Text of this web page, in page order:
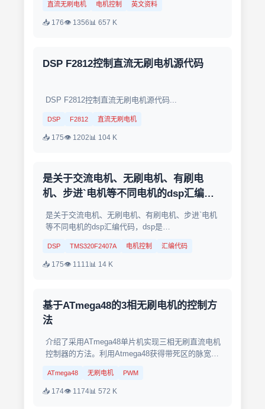
直流无刷电机 电机控制 英文资料
📥 176👁 1356📊 657 K
DSP F2812控制直流无刷电机源代码
DSP F2812控制直流无刷电机源代码...
DSP F2812 直流无刷电机
📥 175👁 1202📊 104 K
是关于交流电机、无刷电机、有刷电
机、步进`电机等不同电机的dsp汇编代
是关于交流电机、无刷电机、有刷电机、步进`电机
等不同电机的dsp汇编代码，dsp是
DSP TMS320F2407A 电机控制 汇编代码
📥 175👁 1111📊 14 K
基于ATmega48的3相无刷电机的控制方
法
介绍了采用ATmega48单片机实现三相无刷直流电机
控制器的方法。利用Atmega48获得带死区的脉宽调
号的产生和电机转速的控制等功能。采用该方法的优
点是...
ATmega48 无刷电机 PWM
📥 174👁 1174📊 572 K